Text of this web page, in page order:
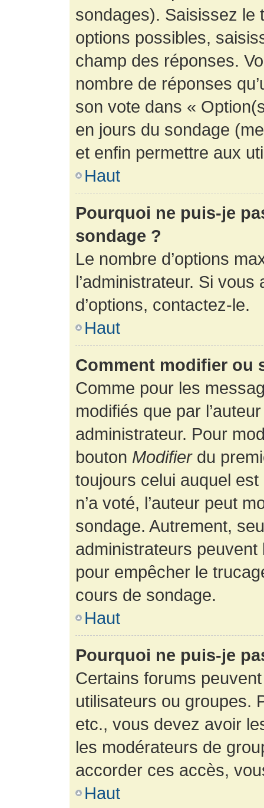
sondages). Saisissez le
options possibles,
champ des réponses.
nombre de réponses
son vote dans «
en jours du sondage
et enfin permettre aux
Haut
Pourquoi ne puis-je
sondage ?
Le nombre d’options
l’administrateur. Si
d’options, contactez-le.
Haut
Comment modifier ou
Comme pour les
modifiés que par
administrateur. Pour
bouton Modifierdu
toujours celui auquel
n’a voté, l’auteur peut
sondage. Autrement,
administrateurs
pour empêcher le
cours de sondage.
Haut
Pourquoi ne puis-je
Certains forums
utilisateurs ou groupes.
etc., vous devez avoir
les modérateurs de
accorder ces accès,
Haut